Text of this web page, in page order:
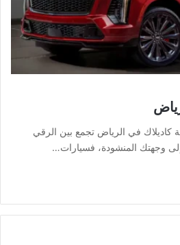
في الرياض تجمع بين الرقي
وجهتك المنشودة، فسيارات…